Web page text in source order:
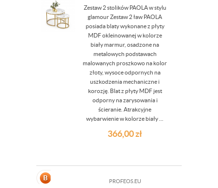
Zestaw 2 stolików PAOLA w stylu
glamour Zestaw 2 ław PAOLA
posiada blaty wykonane z płyty
MDF okleinowanej w kolorze
biały marmur, osadzone na
metalowych podstawach
malowanych proszkowo na kolor
złoty, wysoce odpornych na
uszkodzenia mechaniczne i
korozję. Blat z płyty MDF jest
odporny na zarysowania i
ścieranie. Atrakcyjne
wybarwienie w kolorze biały ...
366,00zł
PROFEOS.EU